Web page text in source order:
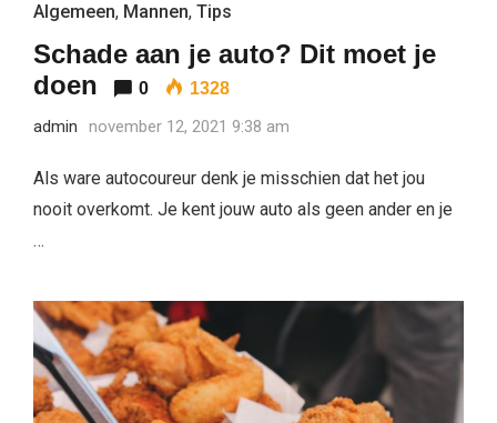
Algemeen, Mannen, Tips
Schade aan je auto? Dit moet je
doen
0 1328
admin november 12, 2021 9:38 am
Als ware autocoureur denk je misschien dat het jou
nooit overkomt. Je kent jouw auto als geen ander en je
…